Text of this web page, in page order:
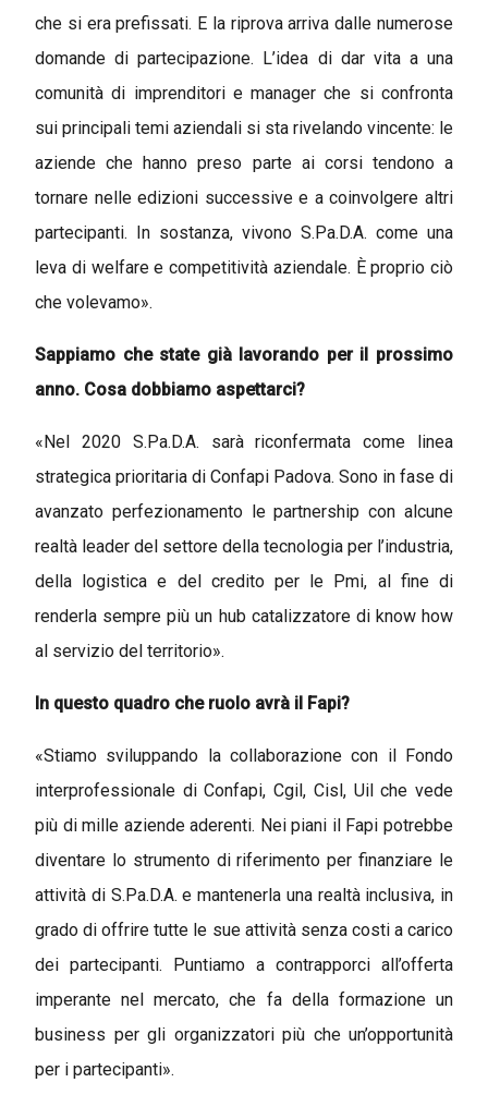
che si era prefissati. E la riprova arriva dalle numerose
domande di partecipazione. L’idea di dar vita a una
comunità di imprenditori e manager che si confronta
sui principali temi aziendali si sta rivelando vincente: le
aziende che hanno preso parte ai corsi tendono a
tornare nelle edizioni successive e a coinvolgere altri
partecipanti. In sostanza, vivono S.Pa.D.A. come una
leva di welfare e competitività aziendale. È proprio ciò
che volevamo».
Sappiamo che state già lavorando per il prossimo
anno. Cosa dobbiamo aspettarci?
«Nel 2020 S.Pa.D.A. sarà riconfermata come linea
strategica prioritaria di Confapi Padova. Sono in fase di
avanzato perfezionamento le partnership con alcune
realtà leader del settore della tecnologia per l’industria,
della logistica e del credito per le Pmi, al fine di
renderla sempre più un hub catalizzatore di know how
al servizio del territorio».
In questo quadro che ruolo avrà il Fapi?
«Stiamo sviluppando la collaborazione con il Fondo
interprofessionale di Confapi, Cgil, Cisl, Uil che vede
più di mille aziende aderenti. Nei piani il Fapi potrebbe
diventare lo strumento di riferimento per finanziare le
attività di S.Pa.D.A. e mantenerla una realtà inclusiva, in
grado di offrire tutte le sue attività senza costi a carico
dei partecipanti. Puntiamo a contrapporci all’offerta
imperante nel mercato, che fa della formazione un
business per gli organizzatori più che un’opportunità
per i partecipanti».